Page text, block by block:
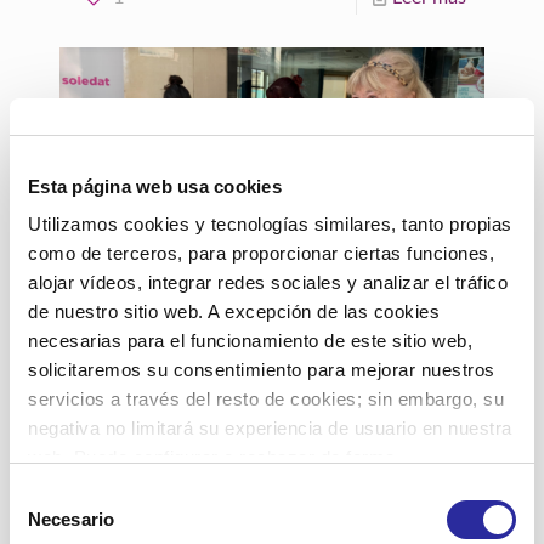
Esta página web usa cookies
Utilizamos cookies y tecnologías similares, tanto propias
como de terceros, para proporcionar ciertas funciones,
alojar vídeos, integrar redes sociales y analizar el tráfico
de nuestro sitio web. A excepción de las cookies
necesarias para el funcionamiento de este sitio web,
solicitaremos su consentimiento para mejorar nuestros
servicios a través del resto de cookies; sin embargo, su
negativa no limitará su experiencia de usuario en nuestra
más información, puede consultar nuestra
Política de
Necesario
24 abril, 2026
Accent Social regala más de
doscientos libros contra la
soledad a personas usuarias
durante la festividad de
Sant Jordi
Con motivo de Sant Jordi, Accent Social